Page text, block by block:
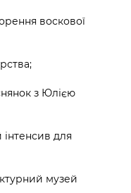
воскової
з Юлією
інтенсив для
музей